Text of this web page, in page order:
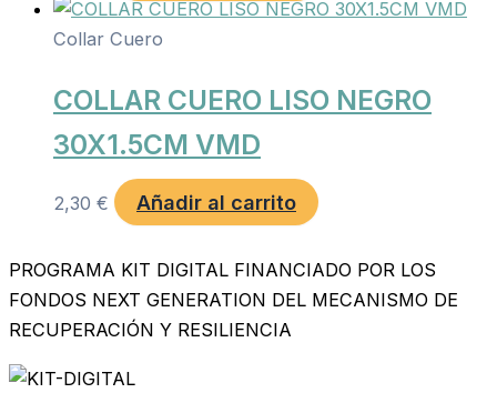
Collar Cuero
COLLAR CUERO LISO NEGRO
30X1.5CM VMD
2,30 € Añadir al carrito
PROGRAMA KIT DIGITAL FINANCIADO POR LOS
FONDOS NEXT GENERATION DEL MECANISMO DE
RECUPERACIÓN Y RESILIENCIA